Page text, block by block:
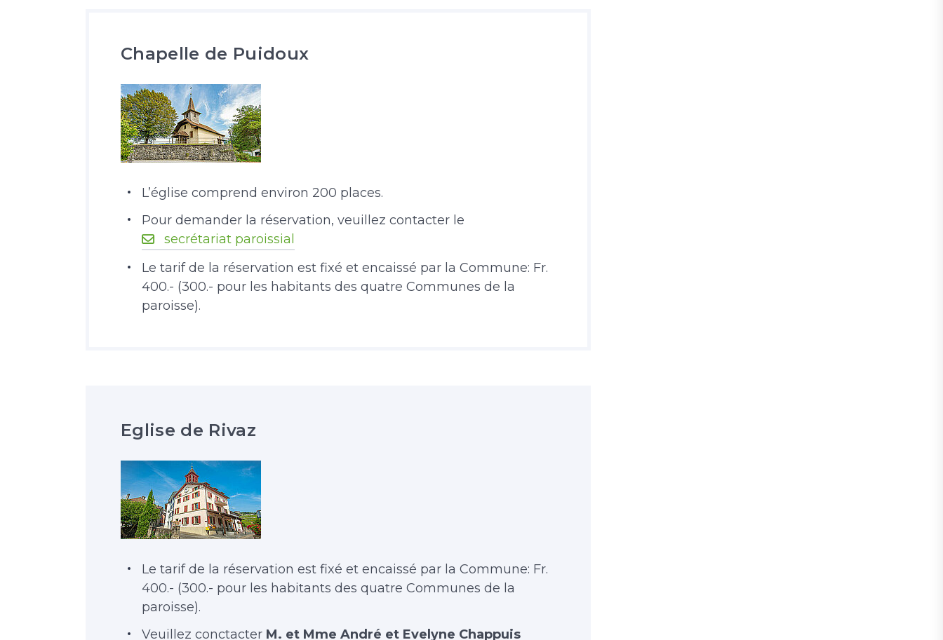
Chapelle de Puidoux
L’église comprend environ 200 places.
Pour demander la réservation, veuillez contacter le
secrétariat paroissial
Le tarif de la réservation est fixé et encaissé par la Commune: Fr.
400.- (300.- pour les habitants des quatre Communes de la
paroisse).
Eglise de Rivaz
Le tarif de la réservation est fixé et encaissé par la Commune: Fr.
400.- (300.- pour les habitants des quatre Communes de la
paroisse).
Veuillez conctacter M. et Mme André et Evelyne Chappuis